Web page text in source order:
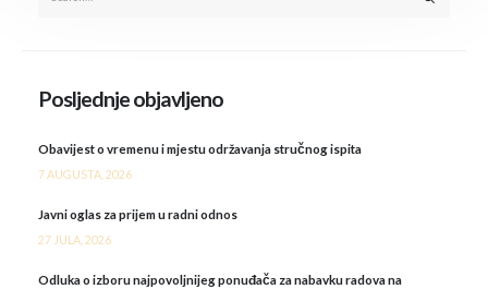
Posljednje objavljeno
Obavijest o vremenu i mjestu održavanja stručnog ispita
7 AUGUSTA, 2026
Javni oglas za prijem u radni odnos
27 JULA, 2026
Odluka o izboru najpovoljnijeg ponuđača za nabavku radova na